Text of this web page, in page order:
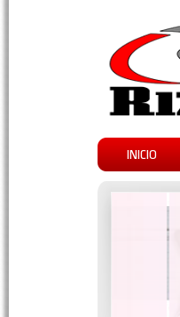
INICIO